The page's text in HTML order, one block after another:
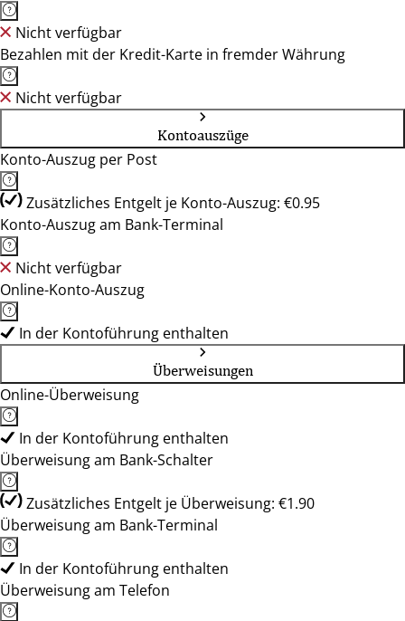
Nicht verfügbar
Bezahlen mit der Kredit-Karte in fremder Währung
Nicht verfügbar
Kontoauszüge
Konto-Auszug per Post
Zusätzliches Entgelt je Konto-Auszug: €0.95
Konto-Auszug am Bank-Terminal
Nicht verfügbar
Online-Konto-Auszug
In der Kontoführung enthalten
Überweisungen
Online-Überweisung
In der Kontoführung enthalten
Überweisung am Bank-Schalter
Zusätzliches Entgelt je Überweisung: €1.90
Überweisung am Bank-Terminal
In der Kontoführung enthalten
Überweisung am Telefon